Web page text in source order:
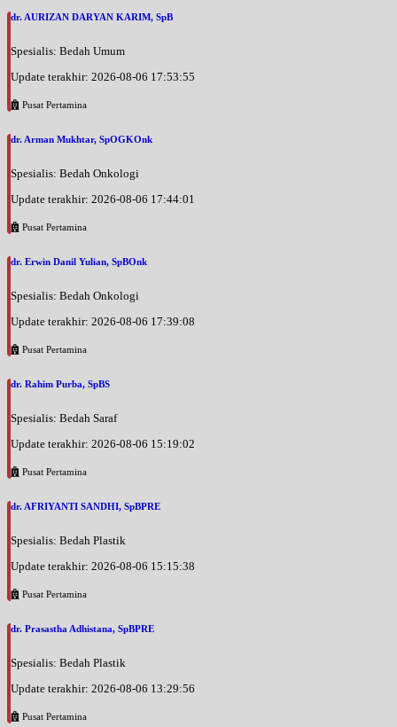
dr. AURIZAN DARYAN KARIM, SpB
Spesialis: Bedah Umum
Update terakhir: 2026-08-06 17:53:55
Pusat Pertamina
dr. Arman Mukhtar, SpOGKOnk
Spesialis: Bedah Onkologi
Update terakhir: 2026-08-06 17:44:01
Pusat Pertamina
dr. Erwin Danil Yulian, SpBOnk
Spesialis: Bedah Onkologi
Update terakhir: 2026-08-06 17:39:08
Pusat Pertamina
dr. Rahim Purba, SpBS
Spesialis: Bedah Saraf
Update terakhir: 2026-08-06 15:19:02
Pusat Pertamina
dr. AFRIYANTI SANDHI, SpBPRE
Spesialis: Bedah Plastik
Update terakhir: 2026-08-06 15:15:38
Pusat Pertamina
dr. Prasastha Adhistana, SpBPRE
Spesialis: Bedah Plastik
Update terakhir: 2026-08-06 13:29:56
Pusat Pertamina